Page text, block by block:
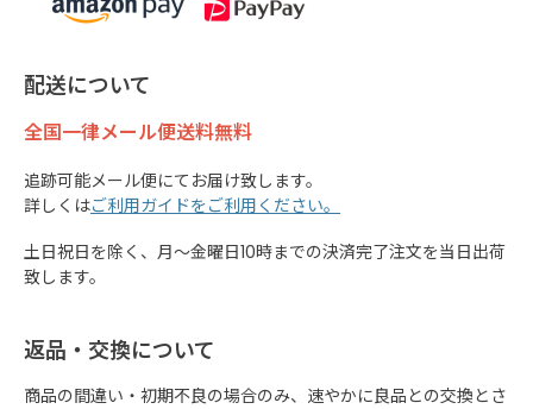
配送について
全国一律メール便送料無料
追跡可能メール便にてお届け致します。
詳しくはご利用ガイドをご利用ください。
土日祝日を除く、月～金曜日10時までの決済完了注文を当日出荷
致します。
返品・交換について
商品の間違い・初期不良の場合のみ、速やかに良品との交換とさ